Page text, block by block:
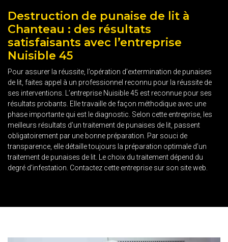
Destruction de punaise de lit à
Chanteau : des résultats
satisfaisants avec l’entreprise
Nuisible 45
Pour assurer la réussite, l’opération d’extermination de punaises
de lit, faites appel à un professionnel reconnu pour la réussite de
ses interventions. L’entreprise Nuisible 45 est reconnue pour ses
résultats probants. Elle travaille de façon méthodique avec une
phase importante qui est le diagnostic. Selon cette entreprise, les
meilleurs résultats d’un traitement de punaises de lit, passent
obligatoirement par une bonne préparation. Par souci de
transparence, elle détaille toujours la préparation optimale d’un
traitement de punaises de lit. Le choix du traitement dépend du
degré d’infestation. Contactez cette entreprise sur son site web.